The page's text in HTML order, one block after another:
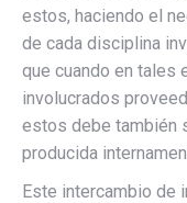
estos, haciendo el
de cada disciplina
que cuando en tales
involucrados
estos debe también
producida
Este intercambio de